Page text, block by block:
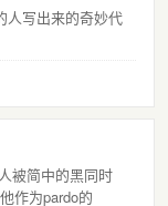
人写出来的奇妙代
被简中的黑同时
作为pardo的